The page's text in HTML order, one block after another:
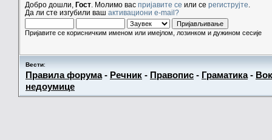
Добро дошли, Гост . Молимо вас пријавите се или се региструјте
Да ли сте изгубили ваш активациони e-mail?
Пријавите се корисничким именом или имејлом, лозинком и дужином сесије
Вести:
Правила форума- Речник - Правопис - Граматика-
недоумице